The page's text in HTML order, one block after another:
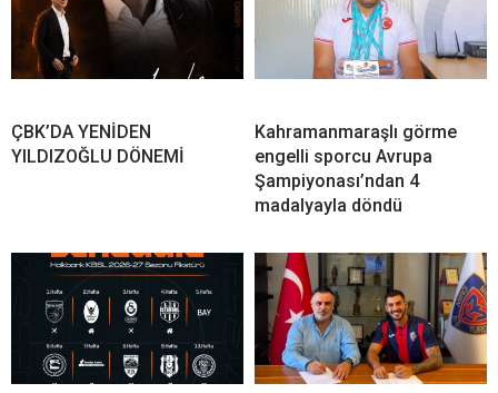
ÇBK’DA YENİDEN
YILDIZOĞLU DÖNEMİ
Kahramanmaraşlı görme
engelli sporcu Avrupa
Şampiyonası’ndan 4
madalyayla döndü